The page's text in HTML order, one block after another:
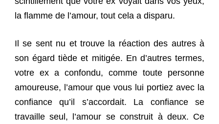
la flamme de l’amour, tout cela a disparu.
Il se sent nu et trouve la réaction des autres à
son égard tiède et mitigée. En d’autres termes,
votre ex a confondu, comme toute personne
amoureuse, l’amour que vous lui portiez avec la
confiance qu’il s’accordait. La confiance se
travaille seul, l’amour se construit à deux. Ce